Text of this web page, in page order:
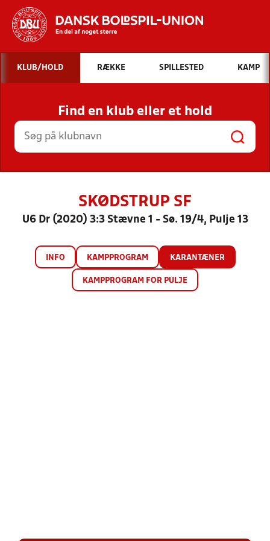
Hvad vil du søge efter?
INDHOLD OG NYHEDER
STILLINGER, RESULTATER, KLUBBER OG
HOLD
KLUB/HOLD RÆKKE SPILLESTED KAMP
Find en klub eller et hold
SKØDSTRUP SF
U6 Dr (2020) 3:3 Stævne 1 - Sø. 19/4, Pulje 13
INFO KAMPPROGRAM KARANTÆNER
KAMPPROGRAM FOR PULJE